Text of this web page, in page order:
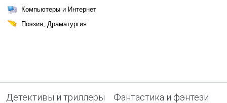
Компьютеры и Интернет
Поэзия, Драматургия
Детективы и триллеры Фантастика и фэнтези